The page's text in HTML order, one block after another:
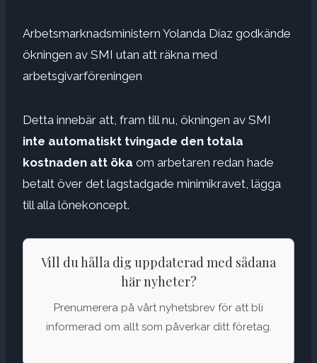
Arbetsmarknadsministern Yolanda Díaz godkände
ökningen av SMI utan att räkna med
arbetsgivarföreningen
Detta innebär att, fram till nu, ökningen av SMI
inte automatiskt tvingade den totala
kostnaden att öka om arbetaren redan hade
betalt över det lagstadgade minimikravet, lägga
till alla lönekoncept.
Vill du hålla dig uppdaterad med sådana
här nyheter?
Prenumerera på vårt nyhetsbrev för att bli
informerad om allt som påverkar ditt företag.